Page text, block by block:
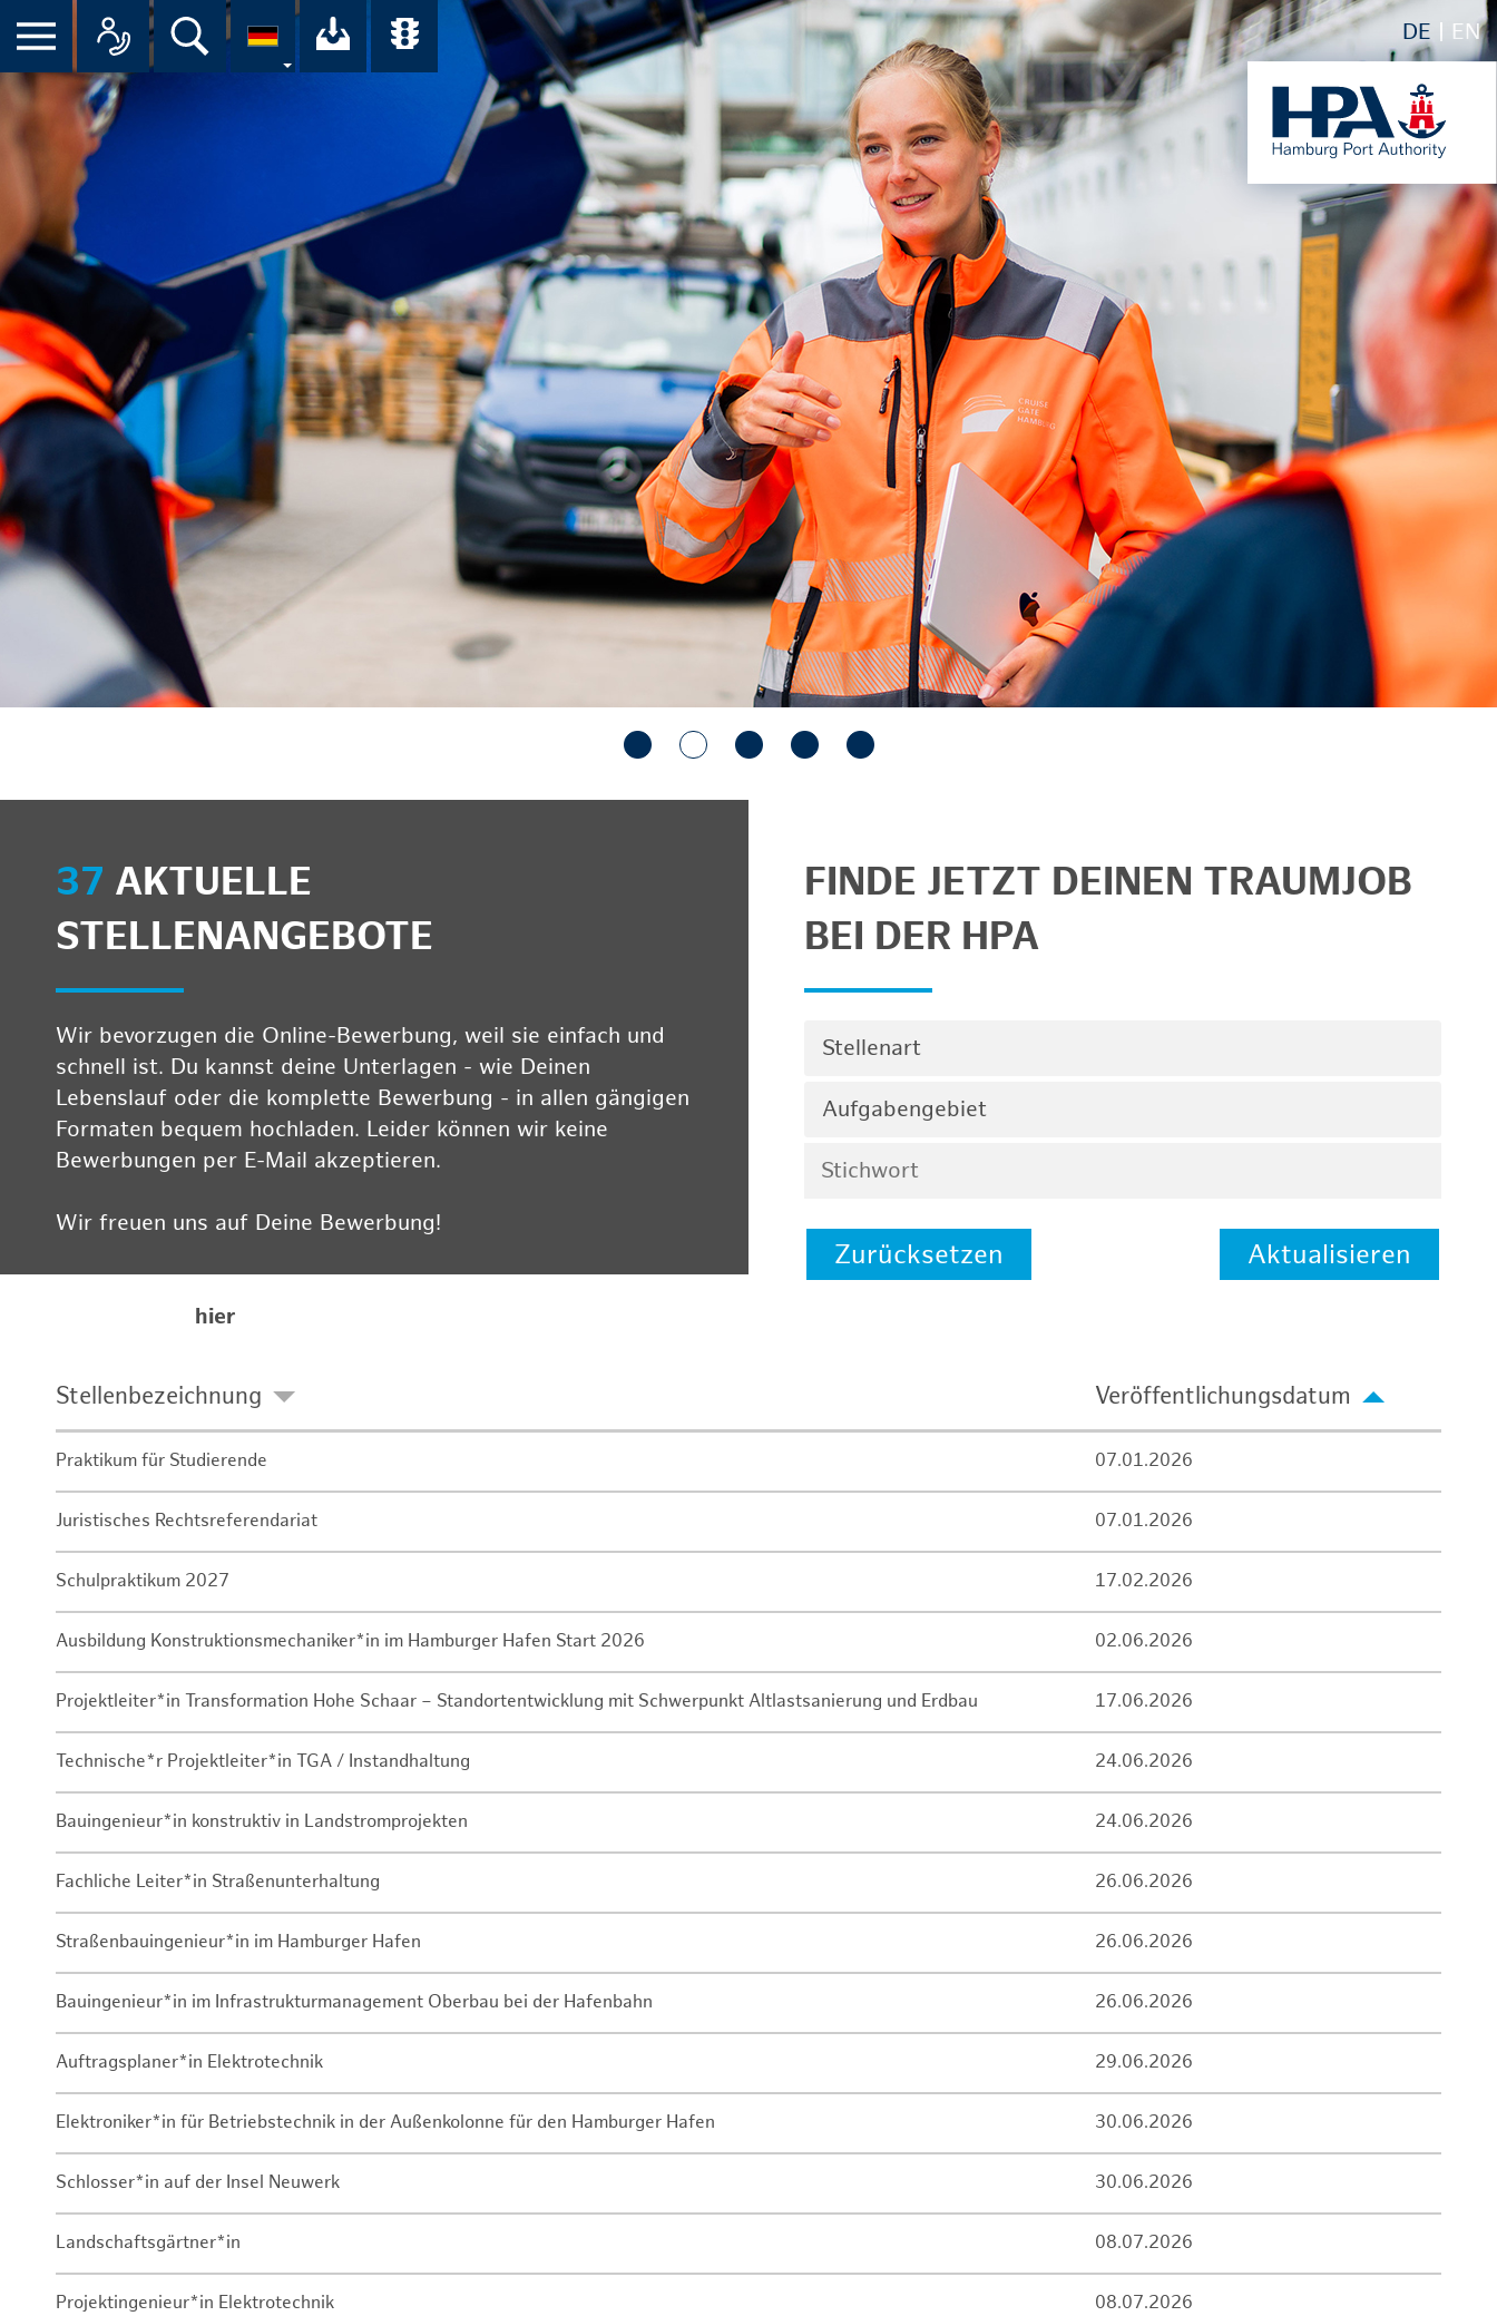
DE EN
Suche Ihr Download-Center der HPA
Übersicht aller Verkehrsmeldungen im Hafen am
37 AKTUELLE
STELLENANGEBOTE
Wir bevorzugen die Online-Bewerbung, weil sie einfach und
schnell ist. Du kannst deine Unterlagen - wie Deinen
Lebenslauf oder die komplette Bewerbung - in allen gängigen
Formaten bequem hochladen. Leider können wir keine
Bewerbungen per E-Mail akzeptieren.
Wir freuen uns auf Deine Bewerbung!
hier
FINDE JETZT DEINEN TRAUMJOB
BEI DER HPA
Stellenart
Aufgabengebiet
Zurücksetzen Aktualisieren
Stellenbezeichnung Veröffentlichungsdatum
Praktikum für Studierende 07.01.2026
Juristisches Rechtsreferendariat 07.01.2026
Schulpraktikum 2027 17.02.2026
Ausbildung Konstruktionsmechaniker*in im Hamburger Hafen Start 2026 02.06.2026
Projektleiter*in Transformation Hohe Schaar – Standortentwicklung mit Schwerpunkt Altlastsanierung und Erdbau 17.06.2026
Technische*r Projektleiter*in TGA / Instandhaltung 24.06.2026
Bauingenieur*in konstruktiv in Landstromprojekten 24.06.2026
Fachliche Leiter*in Straßenunterhaltung 26.06.2026
Straßenbauingenieur*in im Hamburger Hafen 26.06.2026
Bauingenieur*in im Infrastrukturmanagement Oberbau bei der Hafenbahn 26.06.2026
Auftragsplaner*in Elektrotechnik 29.06.2026
Elektroniker*in für Betriebstechnik in der Außenkolonne für den Hamburger Hafen 30.06.2026
Schlosser*in auf der Insel Neuwerk 30.06.2026
Landschaftsgärtner*in 08.07.2026
Projektingenieur*in Elektrotechnik 08.07.2026